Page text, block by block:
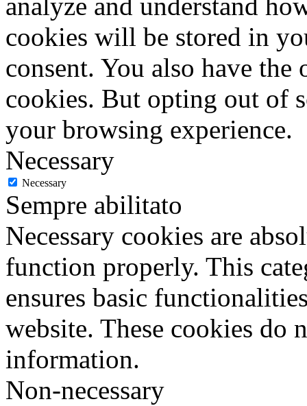
analyze and understand
cookies will be stored in
consent. You also have
cookies. But opting out of
your browsing experience.
Necessary
Necessary
Sempre abilitato
Necessary cookies are
function properly. This
ensures basic
website. These cookies do
information.
Non-necessary